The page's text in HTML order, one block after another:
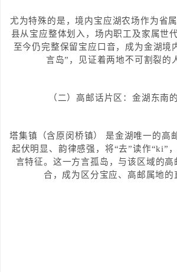
尤为特殊的是，境内宝应湖农场作为省
县从宝应整体划入，场内职工及家属世
至今仍完整保留宝应口音，成为金湖境
言岛”，见证着两地不可割裂的
（二）高邮话片区：金湖东南
塔集镇（含原闵桥镇） 是金湖唯一的高
起伏明显、韵律感强，将“去”读作“ki”
言特征。这一方言孤岛，与该区域的高
合，成为区分宝应、高邮属地的